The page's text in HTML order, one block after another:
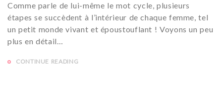
Comme parle de lui-même le mot cycle, plusieurs
étapes se succèdent à l’intérieur de chaque femme, tel
un petit monde vivant et époustouflant ! Voyons un peu
plus en détail…
CONTINUE READING